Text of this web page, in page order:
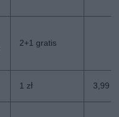
2+1 gratis
1 zł 3,99